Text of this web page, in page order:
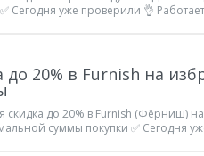
Сегодня уже проверили 👌
до 20% в Furnish на
скидка до 20% в Furnish (Фёрниш)
суммы покупки ✅ Сегодня